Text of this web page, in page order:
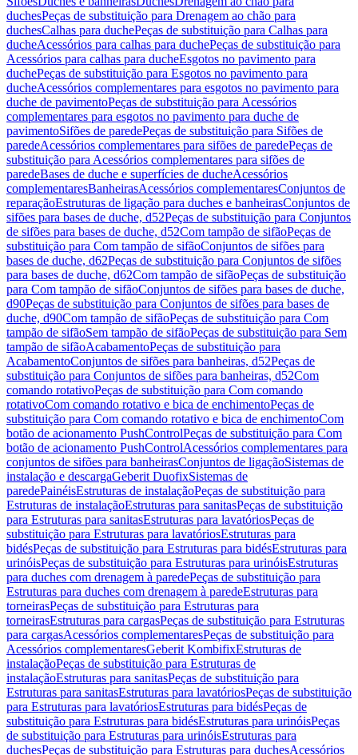
duchesPeças de substituição para Drenagem ao chão para
duchesCalhas para duchePeças de substituição para Calhas para
ducheAcessórios para calhas para duchePeças de substituição para
Acessórios para calhas para ducheEsgotos no pavimento para
duchePeças de substituição para Esgotos no pavimento para
ducheAcessórios complementares para esgotos no pavimento para
duche de pavimentoPeças de substituição para Acessórios
complementares para esgotos no pavimento para duche de
pavimentoSifões de paredePeças de substituição para Sifões de
paredeAcessórios complementares para sifões de paredePeças de
substituição para Acessórios complementares para sifões de
paredeBases de duche e superfícies de ducheAcessórios
complementaresBanheirasAcessórios complementaresConjuntos de
reparaçãoEstruturas de ligação para duches e banheirasConjuntos de
sifões para bases de duche, d52Peças de substituição para Conjuntos
de sifões para bases de duche, d52Com tampão de sifãoPeças de
substituição para Com tampão de sifãoConjuntos de sifões para
bases de duche, d62Peças de substituição para Conjuntos de sifões
para bases de duche, d62Com tampão de sifãoPeças de substituição
para Com tampão de sifãoConjuntos de sifões para bases de duche,
d90Peças de substituição para Conjuntos de sifões para bases de
duche, d90Com tampão de sifãoPeças de substituição para Com
tampão de sifãoSem tampão de sifãoPeças de substituição para Sem
tampão de sifãoAcabamentoPeças de substituição para
AcabamentoConjuntos de sifões para banheiras, d52Peças de
substituição para Conjuntos de sifões para banheiras, d52Com
comando rotativoPeças de substituição para Com comando
rotativoCom comando rotativo e bica de enchimentoPeças de
substituição para Com comando rotativo e bica de enchimentoCom
botão de acionamento PushControlPeças de substituição para Com
botão de acionamento PushControlAcessórios complementares para
conjuntos de sifões para banheirasConjuntos de ligaçãoSistemas de
instalação e descargaGeberit DuofixSistemas de
paredePainéisEstruturas de instalaçãoPeças de substituição para
Estruturas de instalaçãoEstruturas para sanitasPeças de substituição
para Estruturas para sanitasEstruturas para lavatóriosPeças de
substituição para Estruturas para lavatóriosEstruturas para
bidésPeças de substituição para Estruturas para bidésEstruturas para
urinóisPeças de substituição para Estruturas para urinóisEstruturas
para duches com drenagem à paredePeças de substituição para
Estruturas para duches com drenagem à paredeEstruturas para
torneirasPeças de substituição para Estruturas para
torneirasEstruturas para cargasPeças de substituição para Estruturas
para cargasAcessórios complementaresPeças de substituição para
Acessórios complementaresGeberit KombifixEstruturas de
instalaçãoPeças de substituição para Estruturas de
instalaçãoEstruturas para sanitasPeças de substituição para
Estruturas para sanitasEstruturas para lavatóriosPeças de substituição
para Estruturas para lavatóriosEstruturas para bidésPeças de
substituição para Estruturas para bidésEstruturas para urinóisPeças
de substituição para Estruturas para urinóisEstruturas para
duchesPeças de substituição para Estruturas para duchesAcessórios